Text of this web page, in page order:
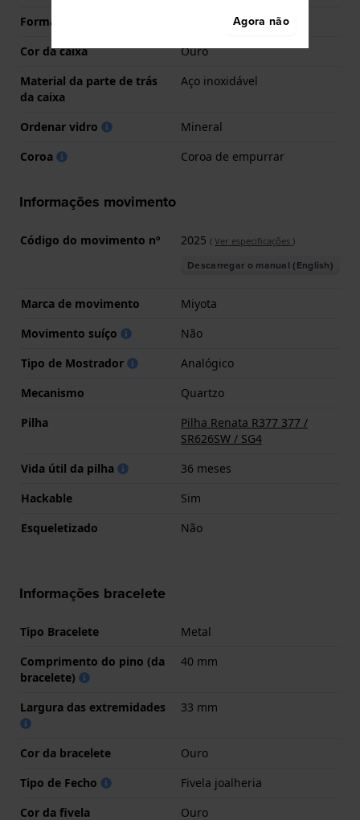
Forma da Caixa
Rectangular
Cor da caixa
Ouro
Material da parte de trás
da caixa
Aço inoxidável
Ordenar vidro
Mineral
Coroa
Coroa de empurrar
Informações movimento
Código do movimento nº 2025 ( Ver especificações )
Descarregar o manual (English)
Marca de movimento
Miyota
Movimento suíço
Não
Tipo de Mostrador
Analógico
Mecanismo
Quartzo
Pilha
Pilha Renata R377 377 /
SR626SW / SG4
Vida útil da pilha
36 meses
Hackable
Sim
Esqueletizado
Não
Informações bracelete
Tipo Bracelete
Metal
Comprimento do pino (da
bracelete)
40 mm
Largura das extremidades 33 mm
Cor da bracelete
Ouro
Tipo de Fecho
Fivela joalheria
Cor da fivela
Ouro
Agora não